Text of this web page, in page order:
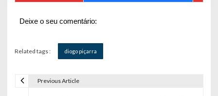
Deixe o seu comentário:
Related tags : diogo piçarra
Previous Article